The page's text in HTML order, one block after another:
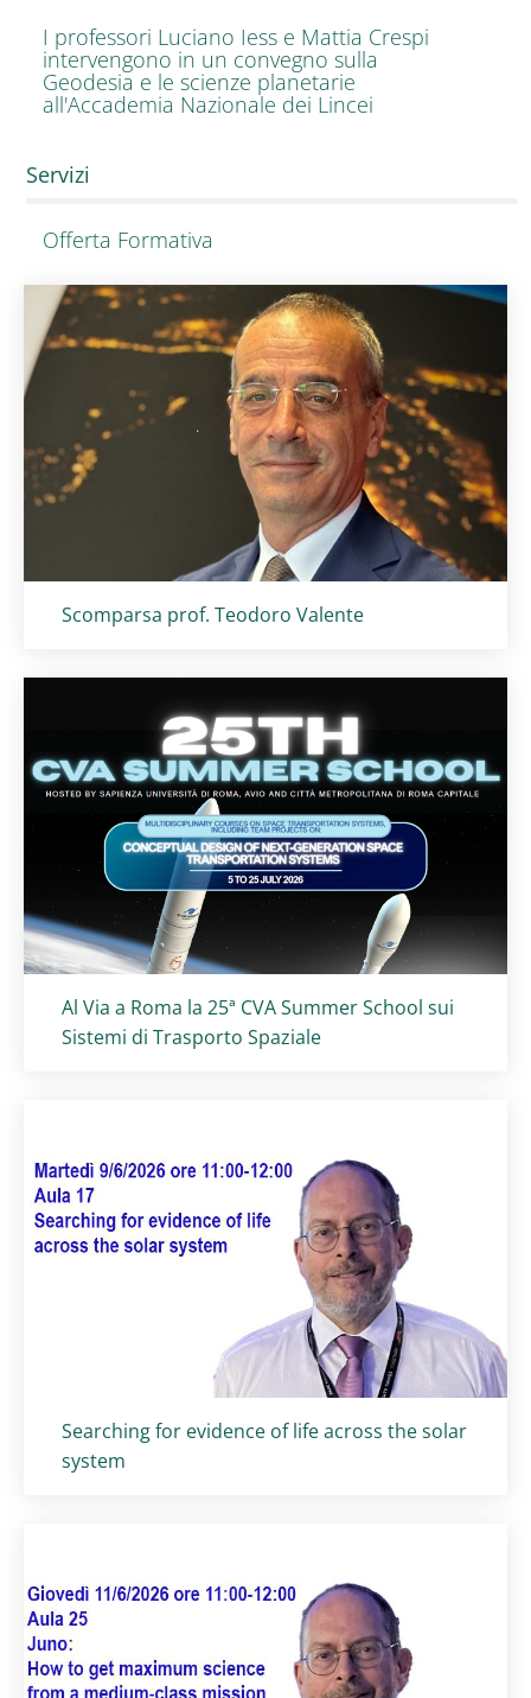
I professori Luciano Iess e Mattia Crespi
intervengono in un convegno sulla
Geodesia e le scienze planetarie
all'Accademia Nazionale dei Lincei
Servizi
Offerta Formativa
Titolo card :
Scomparsa prof. Teodoro Valente
Titolo card:
Al Via a Roma la 25ª CVA Summer School sui
Sistemi di Trasporto Spaziale
Titolo card:
Searching for evidence of life across the solar
system